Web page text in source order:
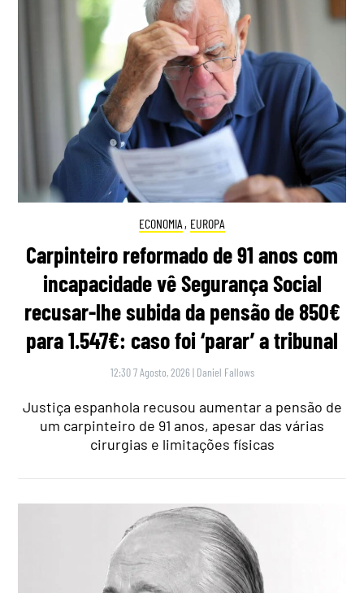
ECONOMIA , EUROPA
Carpinteiro reformado de 91 anos com
incapacidade vê Segurança Social
recusar-lhe subida da pensão de 850€
para 1.547€: caso foi ‘parar’ a tribunal
12:30 7 Agosto, 2026 | Daniel Fallows
Justiça espanhola recusou aumentar a pensão de
um carpinteiro de 91 anos, apesar das várias
cirurgias e limitações físicas